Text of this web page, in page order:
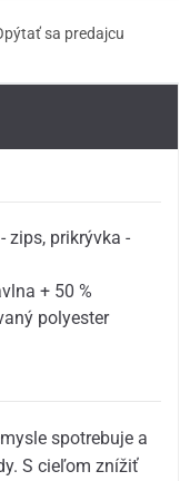
sa predajcu
zips, prikrývka -
+ 50 %
polyester
spotrebuje a
S cieľom znížiť